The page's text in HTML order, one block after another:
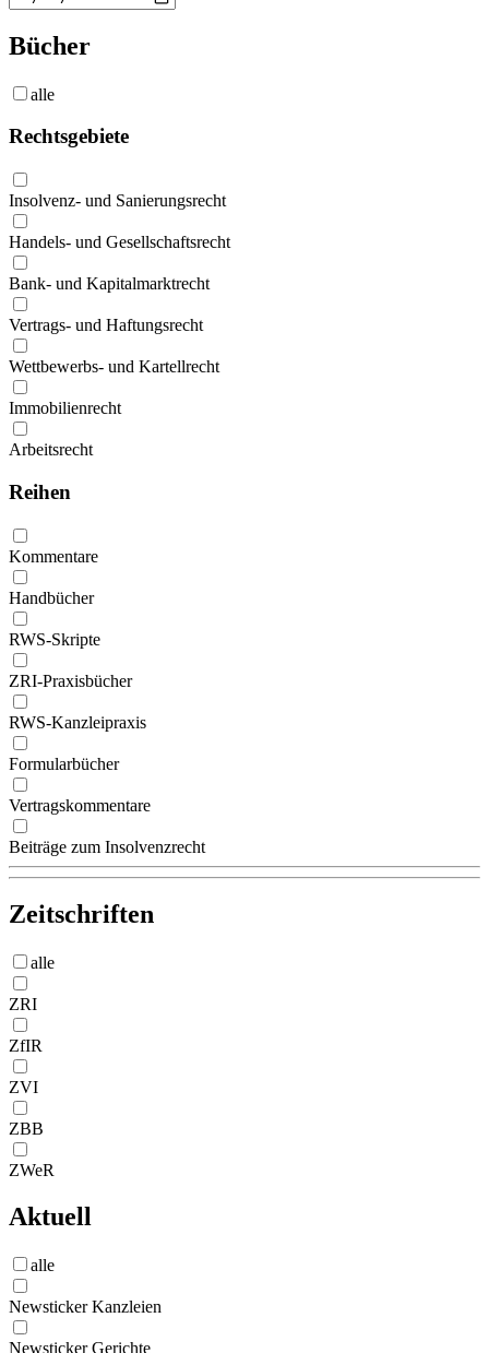
Bücher
alle
Rechtsgebiete
Insolvenz- und Sanierungsrecht
Handels- und Gesellschaftsrecht
Bank- und Kapitalmarktrecht
Vertrags- und Haftungsrecht
Wettbewerbs- und Kartellrecht
Immobilienrecht
Arbeitsrecht
Reihen
Kommentare
Handbücher
RWS-Skripte
ZRI-Praxisbücher
RWS-Kanzleipraxis
Formularbücher
Vertragskommentare
Beiträge zum Insolvenzrecht
Zeitschriften
alle
ZRI
ZfIR
ZVI
ZBB
ZWeR
Aktuell
alle
Newsticker Kanzleien
Newsticker Gerichte